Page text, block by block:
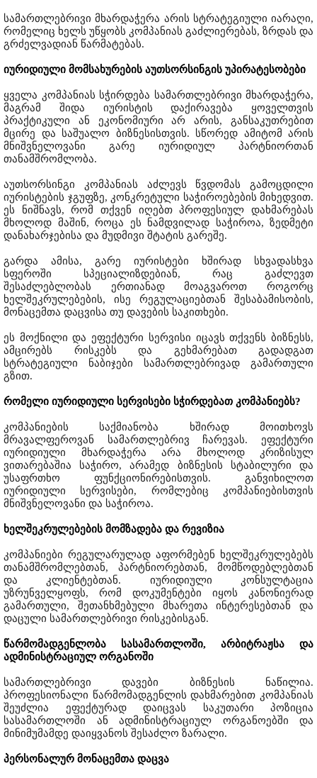
სამართლებრივი მხარდაჭერა არის სტრატეგიული იარაღი,
რომელიც ხელს უწყობს კომპანიას გაძლიერებას, ზრდას და
გრძელვადიან წარმატებას.
იურიდიული მომსახურების აუთსორსინგის უპირატესობები
ყველა კომპანიას სჭირდება სამართლებრივი მხარდაჭერა,
მაგრამ შიდა იურისტის დაქირავება ყოველთვის
პრაქტიკული ან ეკონომიური არ არის, განსაკუთრებით
მცირე და საშუალო ბიზნესისთვის. სწორედ ამიტომ არის
მნიშვნელოვანი გარე იურიდიულ პარტნიორთან
თანამშრომლობა.
აუთსორსინგი კომპანიას აძლევს წვდომას გამოცდილი
იურისტების ჯგუფზე, კონკრეტული საჭიროებების მიხედვით.
ეს ნიშნავს, რომ თქვენ იღებთ პროფესიულ დახმარებას
მხოლოდ მაშინ, როცა ეს ნამდვილად საჭიროა, ზედმეტი
დანახარჯებისა და მუდმივი შტატის გარეშე.
გარდა ამისა, გარე იურისტები ხშირად სხვადასხვა
სფეროში სპეციალიზდებიან, რაც გაძლევთ
შესაძლებლობას ერთიანად მოაგვაროთ როგორც
ხელშეკრულებების, ისე რეგულაციებთან შესაბამისობის,
მონაცემთა დაცვისა თუ დავების საკითხები.
ეს მოქნილი და ეფექტური სერვისი იცავს თქვენს ბიზნესს,
ამცირებს რისკებს და გეხმარებათ გადადგათ
სტრატეგიული ნაბიჯები სამართლებრივად გამართული
გზით.
რომელი იურიდიული სერვისები სჭირდებათ კომპანიებს?
კომპანიების საქმიანობა ხშირად მოითხოვს
მრავალფეროვან სამართლებრივ ჩარევას. ეფექტური
იურიდიული მხარდაჭერა არა მხოლოდ კრიზისულ
ვითარებაშია საჭირო, არამედ ბიზნესის სტაბილური და
უსაფრთხო ფუნქციონირებისთვის. განვიხილოთ
იურიდიული სერვისები, რომლებიც კომპანიებისთვის
მნიშვნელოვანი და საჭიროა.
ხელშეკრულებების მომზადება და რევიზია
კომპანიები რეგულარულად აფორმებენ ხელშეკრულებებს
თანამშრომლებთან, პარტნიორებთან, მომწოდებლებთან
და კლიენტებთან. იურიდიული კონსულტაცია
უზრუნველყოფს, რომ დოკუმენტები იყოს კანონიერად
გამართული, შეთანხმებული მხარეთა ინტერესებთან და
დაცული სამართლებრივი რისკებისგან.
წარმომადგენლობა სასამართლოში, არბიტრაჟსა და
ადმინისტრაციულ ორგანოში
სამართლებრივი დავები ბიზნესის ნაწილია.
პროფესიონალი წარმომადგენლის დახმარებით კომპანიას
შეუძლია ეფექტურად დაიცვას საკუთარი პოზიცია
სასამართლოში ან ადმინისტრაციულ ორგანოებში და
მინიმუმამდე დაიყვანოს შესაძლო ზარალი.
პერსონალურ მონაცემთა დაცვა